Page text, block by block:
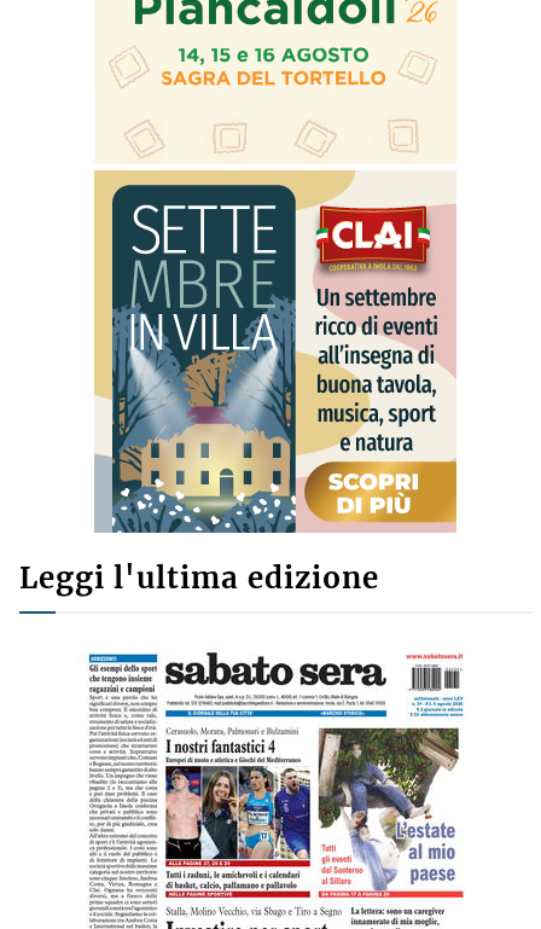
Leggi l'ultima edizione